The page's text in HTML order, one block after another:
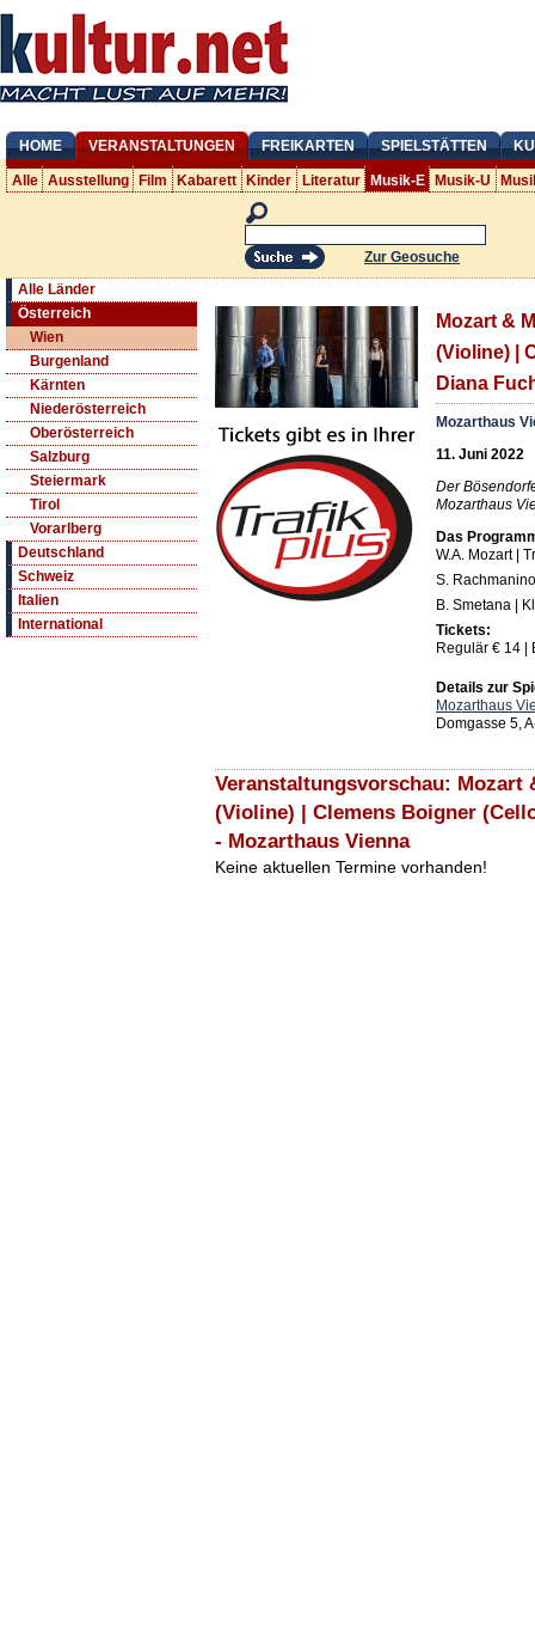
HOME VERANSTALTUNGEN FREIKARTEN SPIELSTÄTTEN
Alle Ausstellung Film Kabarett Kinder Literatur Musik-E Musik-U
Zur Geosuche
Alle Länder
Österreich
Wien
Burgenland
Kärnten
Niederösterreich
Oberösterreich
Salzburg
Steiermark
Tirol
Vorarlberg
Deutschland
Schweiz
Italien
International
Mozart &
(Violine) |
Diana
Mozarthaus
11. Juni 2022
Der
Mozarthaus
Das
W.A. Mozart |
S.
B. Smetana |
Tickets:
Regulär € 14 |
Details zur
Mozarthaus
Domgasse 5,
Veranstaltungsvorschau: Mozart
(Violine) | Clemens Boigner
- Mozarthaus Vienna
Keine aktuellen Termine vorhanden!